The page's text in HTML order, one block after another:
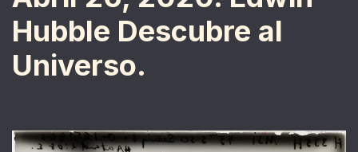
Hubble Descubre al
Universo.